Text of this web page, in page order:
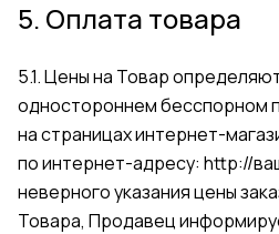
5. Оплата товара
5.1. Цены на Товар
одностороннем бесспорном
на страницах интернет-
по интернет-адресу: http://
неверного указания цены
Товара, Продавец